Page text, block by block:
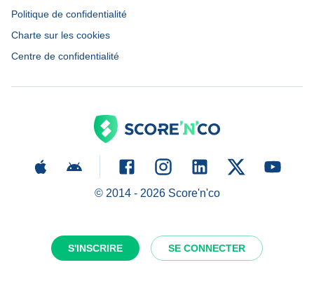
S'INSCRIRE SE CONNECTER
Politique de confidentialité
Charte sur les cookies
Centre de confidentialité
© 2014 - 2026Score'n'co